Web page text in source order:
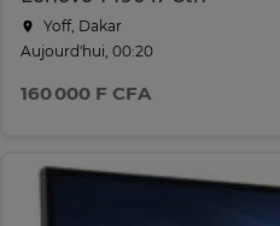
Yoff, Dakar
Aujourd'hui, 00:20
160 000 F CFA